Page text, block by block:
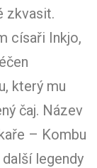
zkvasit.
císaři Inkjo,
který mu
čaj. Název
– Kombu
legendy